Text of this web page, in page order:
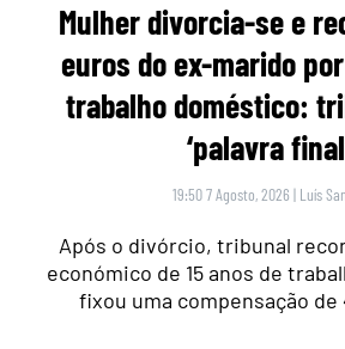
Mulher divorcia-se e
euros do ex-marido
trabalho doméstico:
‘palavra
19:50 7 Agosto, 2026 | Luís
Após o divórcio, tribunal
económico de 15 anos de
fixou uma compensação de